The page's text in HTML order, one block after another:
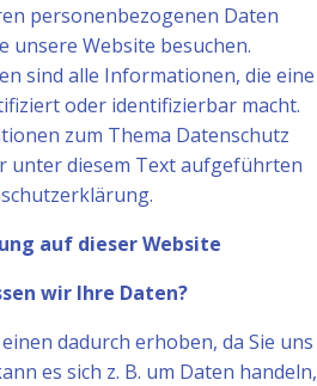
personenbezogenen Daten
unsere Website besuchen.
sind alle Informationen, die eine
oder identifizierbar macht.
zum Thema Datenschutz
unter diesem Text aufgeführten
auf dieser Website
wir Ihre Daten?
dadurch erhoben, da Sie uns
es sich z. B. um Daten handeln,